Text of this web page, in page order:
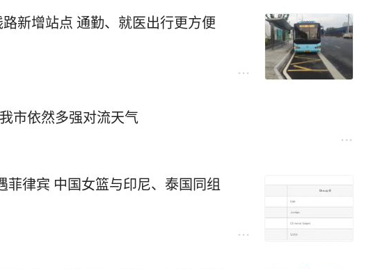
新增站点 通勤、就医出行更方便
市依然多强对流天气
菲律宾 中国女篮与印尼、泰国同组